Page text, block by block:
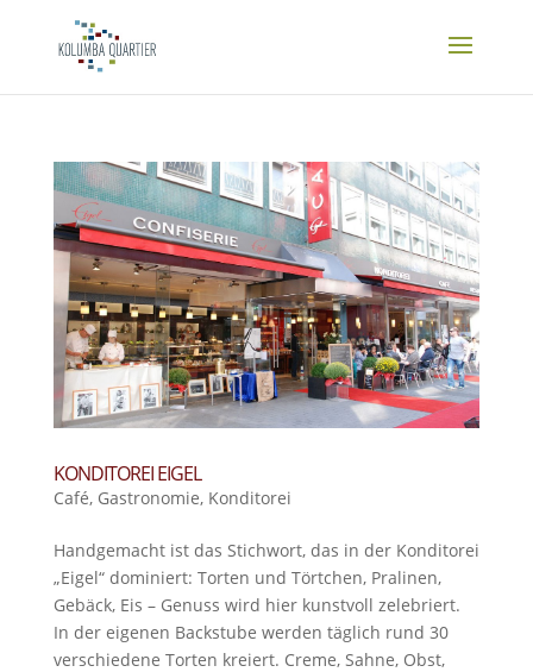
KONDITOREI EIGEL
Café, Gastronomie, Konditorei
Handgemacht ist das Stichwort, das in der Konditorei
„Eigel“ dominiert: Torten und Törtchen, Pralinen,
Gebäck, Eis – Genuss wird hier kunstvoll zelebriert.
In der eigenen Backstube werden täglich rund 30
verschiedene Torten kreiert. Creme, Sahne, Obst,